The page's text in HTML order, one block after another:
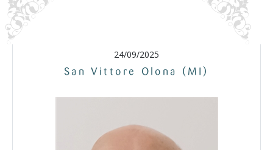
24/09/2025
San Vittore Olona (MI)